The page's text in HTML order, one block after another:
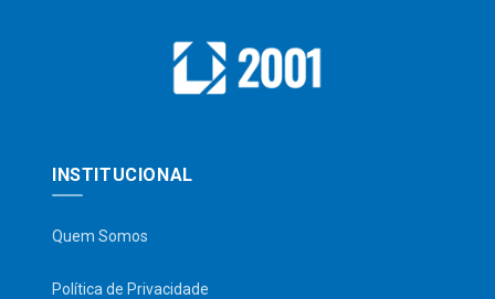
INSTITUCIONAL
Quem Somos
Política de Privacidade